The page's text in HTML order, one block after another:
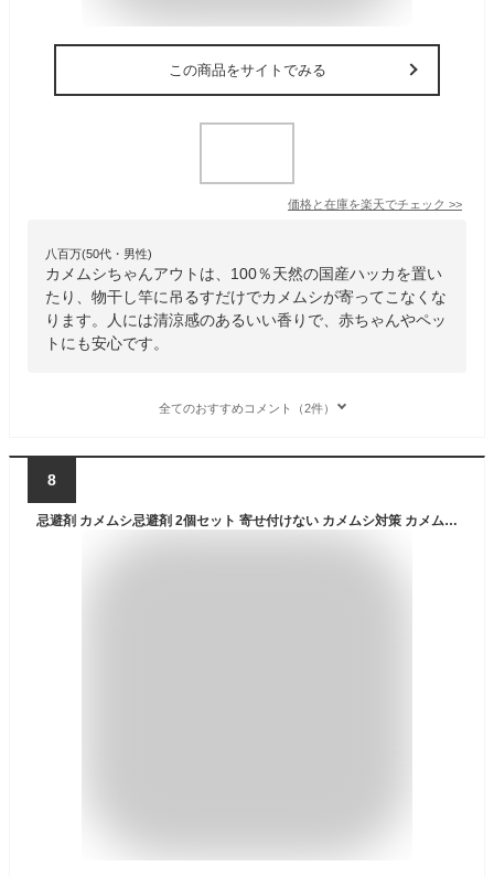
この商品をサイトでみる
価格と在庫を楽天でチェック >>
八百万(50代・男性)
カメムシちゃんアウトは、100％天然の国産ハッカを置い
たり、物干し竿に吊るすだけでカメムシが寄ってこなくな
ります。人には清涼感のあるいい香りで、赤ちゃんやペッ
トにも安心です。
全てのおすすめコメント（2件）
8
忌避剤 カメムシ忌避剤 2個セット 寄せ付けない カメムシ対策 カメムシ除去剤 吊り下げる 長く効く 長持ち 効き目 虫よけ ベランダ 玄関 窓 物干し竿 軒下 退治 追い払う 駆除 植物由来成分【▲】/さらばカメムシ2個セット